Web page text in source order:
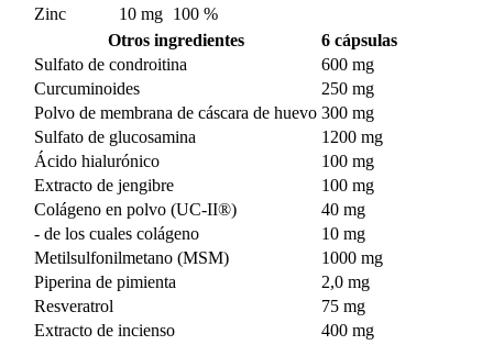
Zinc
10 mg 100 %
Otros ingredientes
6 cápsulas
Sulfato de condroitina
600 mg
Curcuminoides
250 mg
Polvo de membrana de cáscara de huevo 300 mg
Sulfato de glucosamina
1200 mg
Ácido hialurónico
100 mg
Extracto de jengibre
100 mg
Colágeno en polvo (UC-II®)
40 mg
- de los cuales colágeno
10 mg
Metilsulfonilmetano (MSM)
1000 mg
Piperina de pimienta
2,0 mg
Resveratrol
75 mg
Extracto de incienso
400 mg